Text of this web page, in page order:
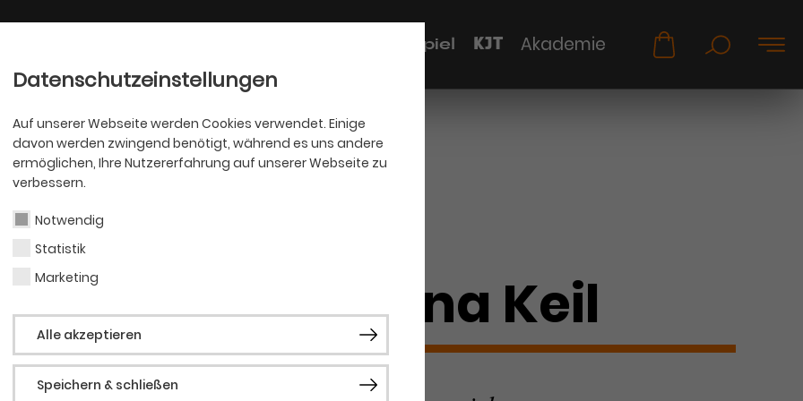
Datenschutzeinstellungen
Auf unserer Webseite werden Cookies verwendet. Einige
davon werden zwingend benötigt, während es uns andere
ermöglichen, Ihre Nutzererfahrung auf unserer Webseite zu
verbessern.
Notwendig
Statistik
Marketing
Alle akzeptieren
Speichern & schließen
Schauspiel KJT Akademie
Marlena Keil